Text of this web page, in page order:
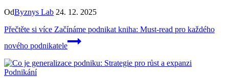
OdByznys Lab 24. 12. 2025
Přečtěte si více Začínáme podnikat kniha: Must-read pro každého
nového podnikatele
Podnikání